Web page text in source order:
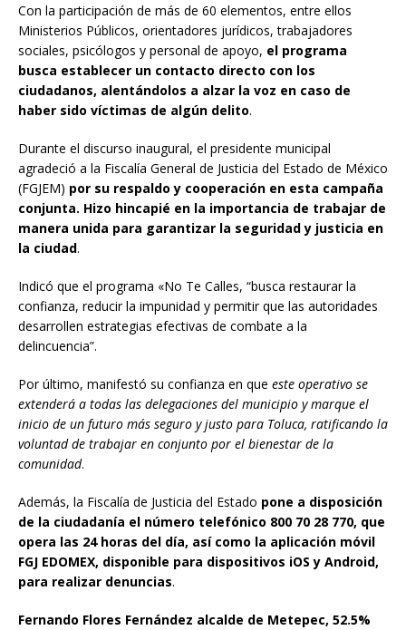
Con la participación de más de 60 elementos, entre ellos
Ministerios Públicos, orientadores jurídicos, trabajadores
sociales, psicólogos y personal de apoyo, el programa
busca establecer un contacto directo con los
ciudadanos, alentándolos a alzar la voz en caso de
haber sido víctimas de algún delito.
Durante el discurso inaugural, el presidente municipal
agradeció a la Fiscalía General de Justicia del Estado de México
(FGJEM) por su respaldo y cooperación en esta campaña
conjunta. Hizo hincapié en la importancia de trabajar de
manera unida para garantizar la seguridad y justicia en
la ciudad.
Indicó que el programa «No Te Calles, “busca restaurar la
confianza, reducir la impunidad y permitir que las autoridades
desarrollen estrategias efectivas de combate a la
delincuencia”.
Por último, manifestó su confianza en que este operativo se
extenderá a todas las delegaciones del municipio y marque el
inicio de un futuro más seguro y justo para Toluca, ratificando la
voluntad de trabajar en conjunto por el bienestar de la
comunidad.
Además, la Fiscalía de Justicia del Estado pone a disposición
de la ciudadanía el número telefónico 800 70 28 770, que
opera las 24 horas del día, así como la aplicación móvil
FGJ EDOMEX, disponible para dispositivos iOS y Android,
para realizar denuncias.
Fernando Flores Fernández alcalde de Metepec, 52.5%